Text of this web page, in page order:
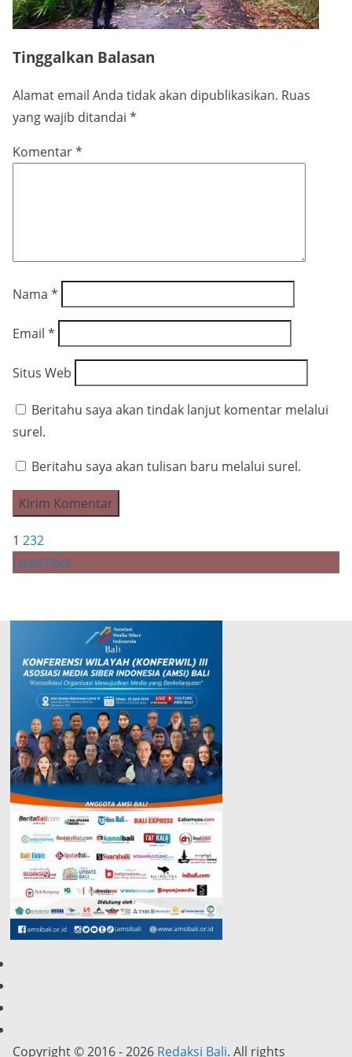
Tinggalkan Balasan
Alamat email Anda tidak akan dipublikasikan. Ruas
yang wajib ditandai *
Komentar*
Nama *
Email *
Situs Web
Beritahu saya akan tindak lanjut komentar melalui
surel.
Beritahu saya akan tulisan baru melalui surel.
1 232
Load Post
Copyright © 2016 - 2026 Redaksi Bali. All rights